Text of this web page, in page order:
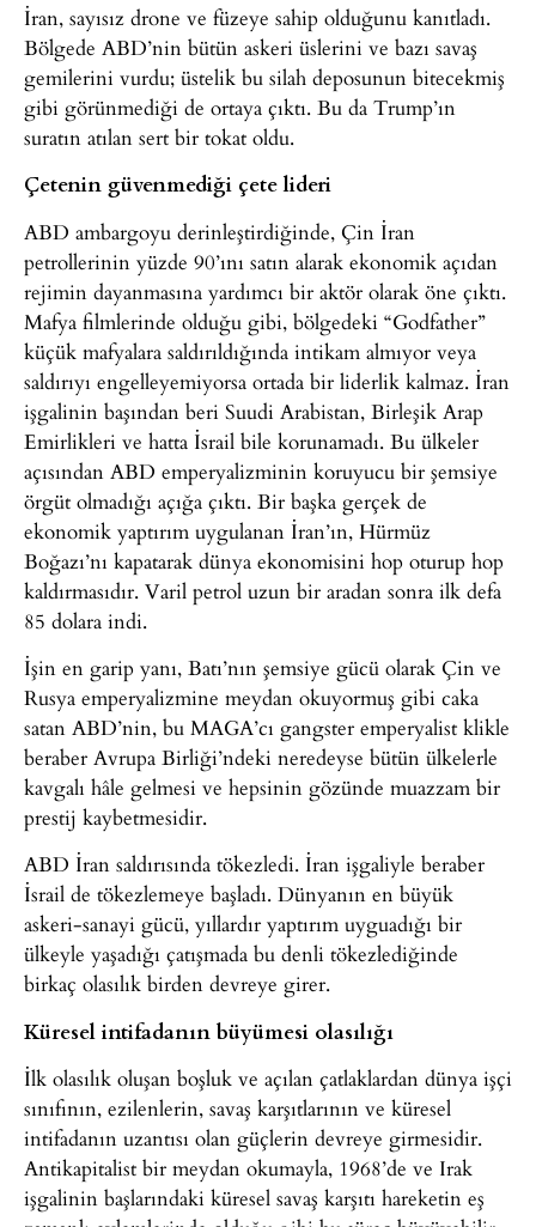
İran, sayısız drone ve füzeye sahip olduğunu kanıtladı.
Bölgede ABD’nin bütün askeri üslerini ve bazı savaş
gemilerini vurdu; üstelik bu silah deposunun bitecekmiş
gibi görünmediği de ortaya çıktı. Bu da Trump’ın
suratın atılan sert bir tokat oldu.
Çetenin güvenmediği çete lideri
ABD ambargoyu derinleştirdiğinde, Çin İran
petrollerinin yüzde 90’ını satın alarak ekonomik açıdan
rejimin dayanmasına yardımcı bir aktör olarak öne çıktı.
Mafya filmlerinde olduğu gibi, bölgedeki “Godfather”
küçük mafyalara saldırıldığında intikam almıyor veya
saldırıyı engelleyemiyorsa ortada bir liderlik kalmaz. İran
işgalinin başından beri Suudi Arabistan, Birleşik Arap
Emirlikleri ve hatta İsrail bile korunamadı. Bu ülkeler
açısından ABD emperyalizminin koruyucu bir şemsiye
örgüt olmadığı açığa çıktı. Bir başka gerçek de
ekonomik yaptırım uygulanan İran’ın, Hürmüz
Boğazı’nı kapatarak dünya ekonomisini hop oturup hop
kaldırmasıdır. Varil petrol uzun bir aradan sonra ilk defa
85 dolara indi.
İşin en garip yanı, Batı’nın şemsiye gücü olarak Çin ve
Rusya emperyalizmine meydan okuyormuş gibi caka
satan ABD’nin, bu MAGA’cı gangster emperyalist klikle
beraber Avrupa Birliği’ndeki neredeyse bütün ülkelerle
kavgalı hâle gelmesi ve hepsinin gözünde muazzam bir
prestij kaybetmesidir.
ABD İran saldırısında tökezledi. İran işgaliyle beraber
İsrail de tökezlemeye başladı. Dünyanın en büyük
askeri-sanayi gücü, yıllardır yaptırım uyguadığı bir
ülkeyle yaşadığı çatışmada bu denli tökezlediğinde
birkaç olasılık birden devreye girer.
Küresel intifadanın büyümesi olasılığı
İlk olasılık oluşan boşluk ve açılan çatlaklardan dünya işçi
sınıfının, ezilenlerin, savaş karşıtlarının ve küresel
intifadanın uzantısı olan güçlerin devreye girmesidir.
Antikapitalist bir meydan okumayla, 1968’de ve Irak
işgalinin başlarındaki küresel savaş karşıtı hareketin eş